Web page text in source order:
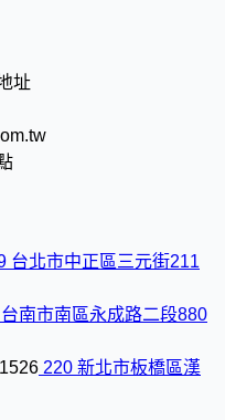
址
台北市中正區三元街211
南市南區永成路二段880
220 新北市板橋區漢